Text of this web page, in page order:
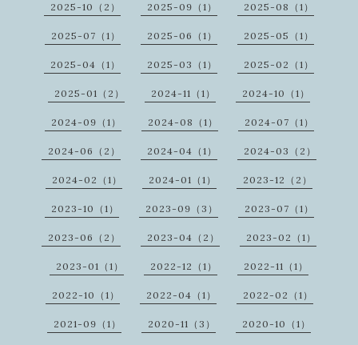
2025-10（2） 2025-09（1） 2025-08（1）
2025-07（1） 2025-06（1） 2025-05（1）
2025-04（1） 2025-03（1） 2025-02（1）
2025-01（2） 2024-11（1） 2024-10（1）
2024-09（1） 2024-08（1） 2024-07（1）
2024-06（2） 2024-04（1） 2024-03（2）
2024-02（1） 2024-01（1） 2023-12（2）
2023-10（1） 2023-09（3） 2023-07（1）
2023-06（2） 2023-04（2） 2023-02（1）
2023-01（1） 2022-12（1） 2022-11（1）
2022-10（1） 2022-04（1） 2022-02（1）
2021-09（1） 2020-11（3） 2020-10（1）